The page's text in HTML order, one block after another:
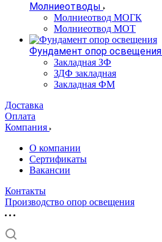
Молниеотводы
Молниеотвод МОГК
Молниеотвод МОТ
Фундамент опор освещения
Закладная ЗФ
ЗДФ закладная
Закладная ФМ
Доставка
Оплата
Компания
О компании
Сертификаты
Вакансии
Контакты
Производство опор освещения